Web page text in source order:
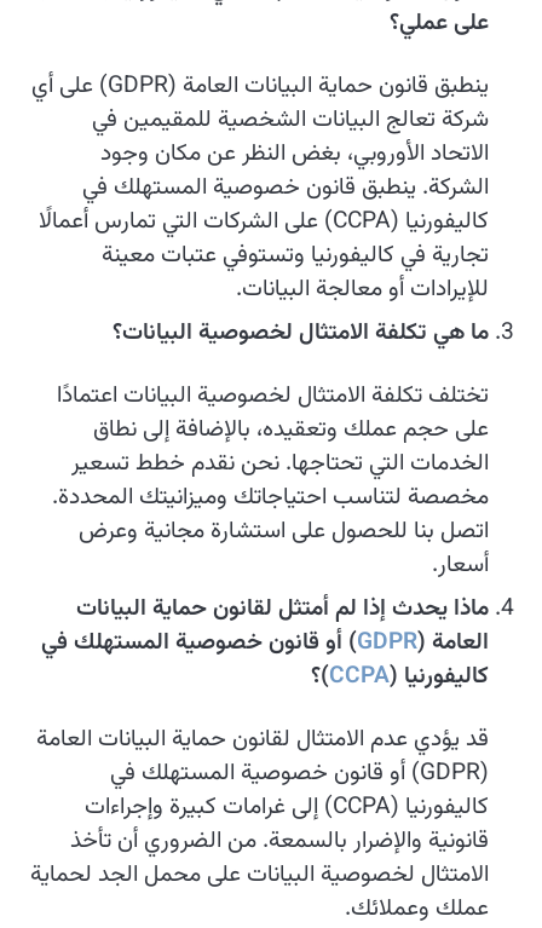
على عملي؟
ينطبق قانون حماية البيانات العامة (GDPR) على أي
شركة تعالج البيانات الشخصية للمقيمين في
الاتحاد الأوروبي، بغض النظر عن مكان وجود
الشركة. ينطبق قانون خصوصية المستهلك في
كاليفورنيا (CCPA) على الشركات التي تمارس أعمالًا
تجارية في كاليفورنيا وتستوفي عتبات معينة
للإيرادات أو معالجة البيانات.
ما هي تكلفة الامتثال لخصوصية البيانات؟
تختلف تكلفة الامتثال لخصوصية البيانات اعتمادًا
على حجم عملك وتعقيده، بالإضافة إلى نطاق
الخدمات التي تحتاجها. نحن نقدم خطط تسعير
مخصصة لتناسب احتياجاتك وميزانيتك المحددة.
اتصل بنا للحصول على استشارة مجانية وعرض
أسعار.
ماذا يحدث إذا لم أمتثل لقانون حماية البيانات
العامة (GDPR) أو قانون خصوصية المستهلك في
كاليفورنيا (CCPA)؟
قد يؤدي عدم الامتثال لقانون حماية البيانات العامة
(GDPR) أو قانون خصوصية المستهلك في
كاليفورنيا (CCPA) إلى غرامات كبيرة وإجراءات
قانونية والإضرار بالسمعة. من الضروري أن تأخذ
الامتثال لخصوصية البيانات على محمل الجد لحماية
عملك وعملائك.